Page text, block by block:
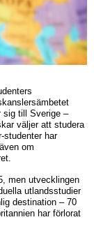
sig till Sverige –
väljer att studera
studenter har
om
men utvecklingen
utlandsstudier
destination – 70
har förlorat